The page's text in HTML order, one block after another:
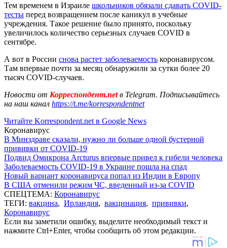
Тем временем в Израиле школьников обязали сдавать COVID-
тесты перед возвращением после каникул в учебные
учреждения. Такое решение было принято, поскольку
увеличилось количество серьезных случаев COVID в
сентябре.
А вот в России снова растет заболеваемость коронавирусом.
Там впервые почти за месяц обнаружили за сутки более 20
тысяч COVID-случаев.
Новости от Корреспондент.netв Telegram. Подписывайтесь
на наш канал https://t.me/korrespondentnet
Читайте Korrespondent.net в Google News
Коронавирус
В Минздраве сказали, нужно ли больше одной бустерной
прививки от COVID-19
Подвид Омикрона Arcturus впервые привел к гибели человека
Заболеваемость COVID-19 в Украине пошла на спад
Новый вариант коронавируса попал из Индии в Европу
В США отменили режим ЧС, введенный из-за COVID
СПЕЦТЕМА: Коронавирус
ТЕГИ: вакцина, Ирландия, вакцинация, прививки,
Коронавирус
Если вы заметили ошибку, выделите необходимый текст и
нажмите Ctrl+Enter, чтобы сообщить об этом редакции.